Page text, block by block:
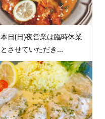
本日(日)夜営業は臨時休業
とさせていただき...